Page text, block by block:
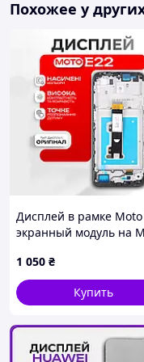
Похожее у
Дисплей в рамке Moto
экранный модуль на
1 050 ₴
Купить